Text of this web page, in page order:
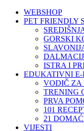
WEBSHOP
PET FRIENDLY
GORSKI
ISTRA I
EDUKATIVNI E-
VODIČ ZA
TRENING
PRVA
101
21
VIJESTI